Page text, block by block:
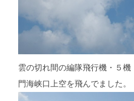
雲の切れ間の編隊飛行機・５機
門海峡口上空を飛んでました。